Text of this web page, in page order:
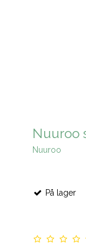
Nuuroo
Nuuroo
På lager